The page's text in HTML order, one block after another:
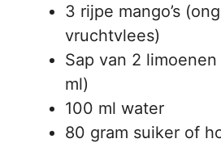
3 rijpe mango’s
vruchtvlees)
Sap van 2
ml)
100 ml water
80 gram suiker of